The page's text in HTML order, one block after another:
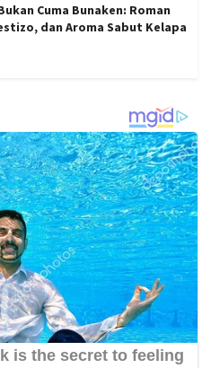
Cuma Bunaken: Roman
dan Aroma Sabut Kelapa